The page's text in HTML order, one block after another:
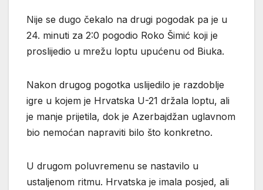
Nije se dugo čekalo na drugi pogodak pa je u
24. minuti za 2:0 pogodio Roko Šimić koji je
proslijedio u mrežu loptu upućenu od Biuka.
Nakon drugog pogotka uslijedilo je razdoblje
igre u kojem je Hrvatska U-21 držala loptu, ali
je manje prijetila, dok je Azerbajdžan uglavnom
bio nemoćan napraviti bilo što konkretno.
U drugom poluvremenu se nastavilo u
ustaljenom ritmu. Hrvatska je imala posjed, ali